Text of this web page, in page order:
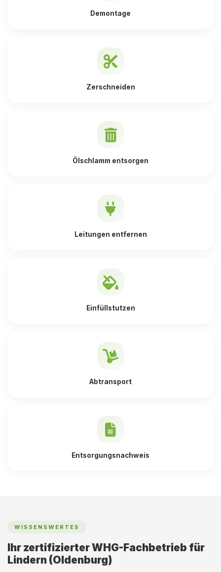
Demontage
Zerschneiden
Ölschlamm entsorgen
Leitungen entfernen
Einfüllstutzen
Abtransport
Entsorgungsnachweis
WISSENSWERTES
Ihr zertifizierter WHG-Fachbetrieb für
Lindern (Oldenburg)